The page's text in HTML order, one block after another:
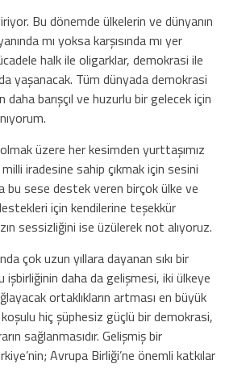
Bu dönemde ülkelerin ve dünyanın
mı yoksa karşısında mı yer
halk ile oligarklar, demokrasi ile
yaşanacak. Tüm dünyada demokrasi
barışçıl ve huzurlu bir gelecek için
üzere her kesimden yurttaşımız
iradesine sahip çıkmak için sesini
bu sese destek veren birçok ülke ve
için kendilerine teşekkür
sessizliğini ise üzülerek not alıyoruz.
çok uzun yıllara dayanan sıkı bir
daha da gelişmesi, iki ülkeye
ortaklıkların artması en büyük
hiç şüphesiz güçlü bir demokrasi,
sağlanmasıdır. Gelişmiş bir
Avrupa Birliği’ne önemli katkılar